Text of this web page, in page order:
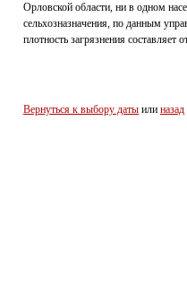
Орловской области, ни в одном
сельхозназначения, по данным
плотность загрязнения
Вернуться к выбору даты или назад